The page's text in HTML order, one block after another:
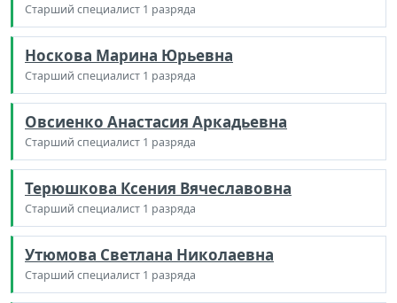
Старший специалист 1 разряда
Носкова Марина Юрьевна
Старший специалист 1 разряда
Овсиенко Анастасия Аркадьевна
Старший специалист 1 разряда
Терюшкова Ксения Вячеславовна
Старший специалист 1 разряда
Утюмова Светлана Николаевна
Старший специалист 1 разряда